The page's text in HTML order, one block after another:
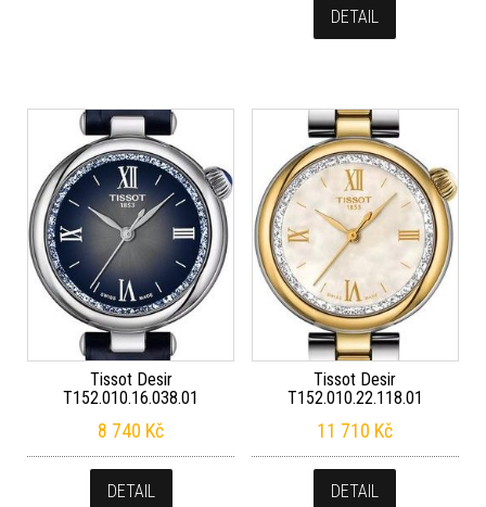
DETAIL
Tissot Desir
T152.010.16.038.01
8 740 Kč
DETAIL
Tissot Desir
T152.010.22.118.01
11 710 Kč
DETAIL